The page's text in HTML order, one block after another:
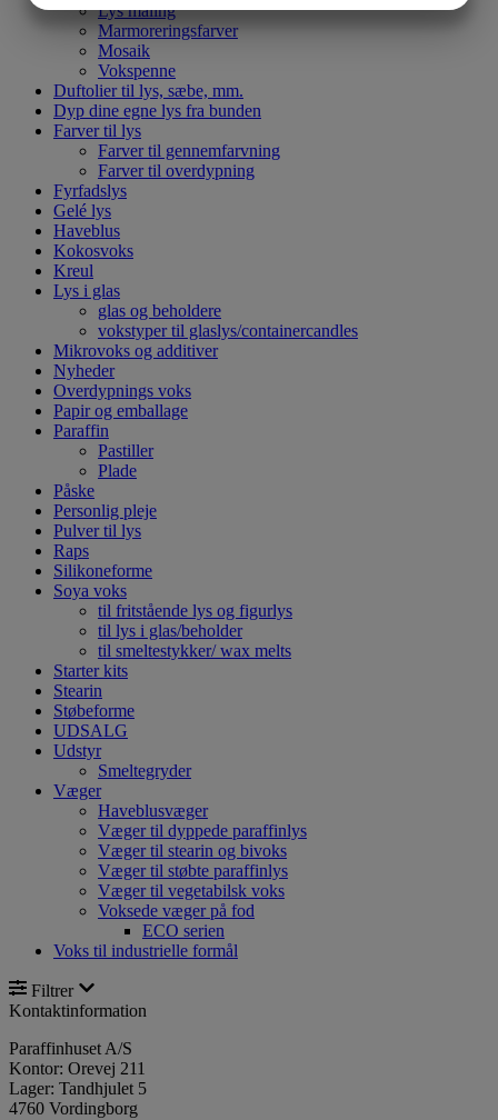
Lys maling
Marmoreringsfarver
Mosaik
Vokspenne
Duftolier til lys, sæbe, mm.
Dyp dine egne lys fra bunden
Farver til lys
Farver til gennemfarvning
Farver til overdypning
Fyrfadslys
Gelé lys
Haveblus
Kokosvoks
Kreul
Lys i glas
glas og beholdere
vokstyper til glaslys/containercandles
Mikrovoks og additiver
Nyheder
Overdypnings voks
Papir og emballage
Paraffin
Pastiller
Plade
Påske
Personlig pleje
Pulver til lys
Raps
Silikoneforme
Soya voks
til fritstående lys og figurlys
til lys i glas/beholder
til smeltestykker/ wax melts
Starter kits
Stearin
Støbeforme
UDSALG
Udstyr
Smeltegryder
Væger
Haveblusvæger
Væger til dyppede paraffinlys
Væger til stearin og bivoks
Væger til støbte paraffinlys
Væger til vegetabilsk voks
Voksede væger på fod
ECO serien
Voks til industrielle formål
Filtrer
Kontaktinformation
Paraffinhuset A/S
Kontor: Orevej 211
Lager: Tandhjulet 5
4760 Vordingborg
MARKETING